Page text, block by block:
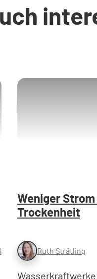
Weniger
Trockenheit
Ruth Strätling